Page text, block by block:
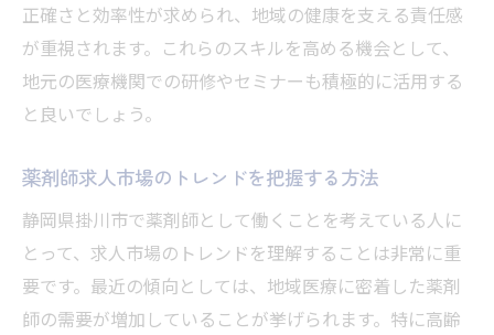
病院と薬局の求人の違い
掛川市の製薬会社でのキャリアパス
新卒者向けの求人情報の探し方
中小企業の求人がもたらすメリット
資格取得支援が充実した職場の選び方
薬剤師求人を通じて地域医療に貢献する方法
地域住民の健康意識向上に貢献
掛川市特有の医療ニーズへの対応
正確さと効率性が求められ、地域の健康を支える責任感
が重視されます。これらのスキルを高める機会として、
地元の医療機関での研修やセミナーも積極的に活用する
と良いでしょう。
薬剤師求人市場のトレンドを把握する方法
静岡県掛川市で薬剤師として働くことを考えている人に
とって、求人市場のトレンドを理解することは非常に重
要です。最近の傾向としては、地域医療に密着した薬剤
師の需要が増加していることが挙げられます。特に高齢